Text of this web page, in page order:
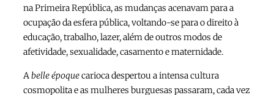
na Primeira República, as mudanças acenavam para a
ocupação da esfera pública, voltando-se para o direito à
educação, trabalho, lazer, além de outros modos de
afetividade, sexualidade, casamento e maternidade.
Abelle époquecarioca despertou a intensa cultura
cosmopolita e as mulheres burguesas passaram, cada vez